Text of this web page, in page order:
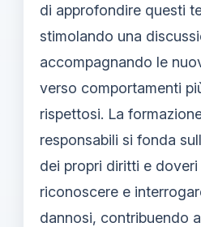
di approfondire questi
stimolando una
accompagnando le
verso comportamenti
rispettosi. La
responsabili si fonda
dei propri diritti e
riconoscere e
dannosi, contribuendo